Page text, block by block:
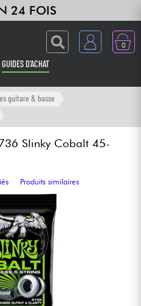
24 FOIS
0
GUIDES D'ACHAT
guitare & basse
Slinky Cobalt 45-
Produits similaires